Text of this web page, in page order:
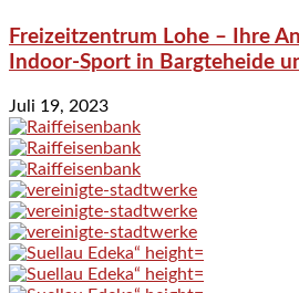
Freizeitzentrum Lohe – Ihre
Indoor-Sport in Bargteheide
Juli 19, 2023